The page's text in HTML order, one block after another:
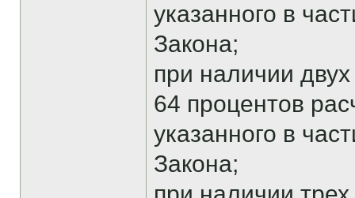
указанного в
Закона;
при наличии
64 процентов
указанного в
Закона;